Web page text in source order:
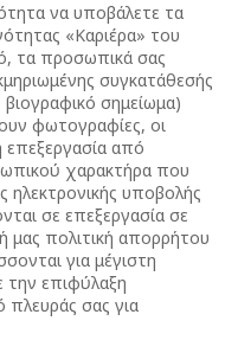
να υποβάλετε τα
«Καριέρα» του
τα προσωπικά σας
συγκατάθεσής
σημείωμα)
φωτογραφίες, οι
επεξεργασία από
χαρακτήρα που
υποβολής
σε επεξεργασία σε
μας πολιτική απορρήτου
για μέγιστη
την επιφύλαξη
σας για